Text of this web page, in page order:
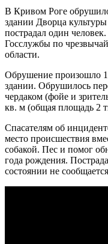
В Кривом Роге
здании Дворца
пострадал один
Госслужбы по
области.
Обрушение произошло
здании. Обрушилось
чердаком (фойе и
кв. м (общая площадь 2
Спасателям об
место происшествия
собакой. Пес и помог
года рождения.
состоянии не